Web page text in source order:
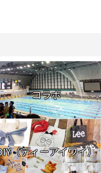
コラボ
（ディーアイワイ）